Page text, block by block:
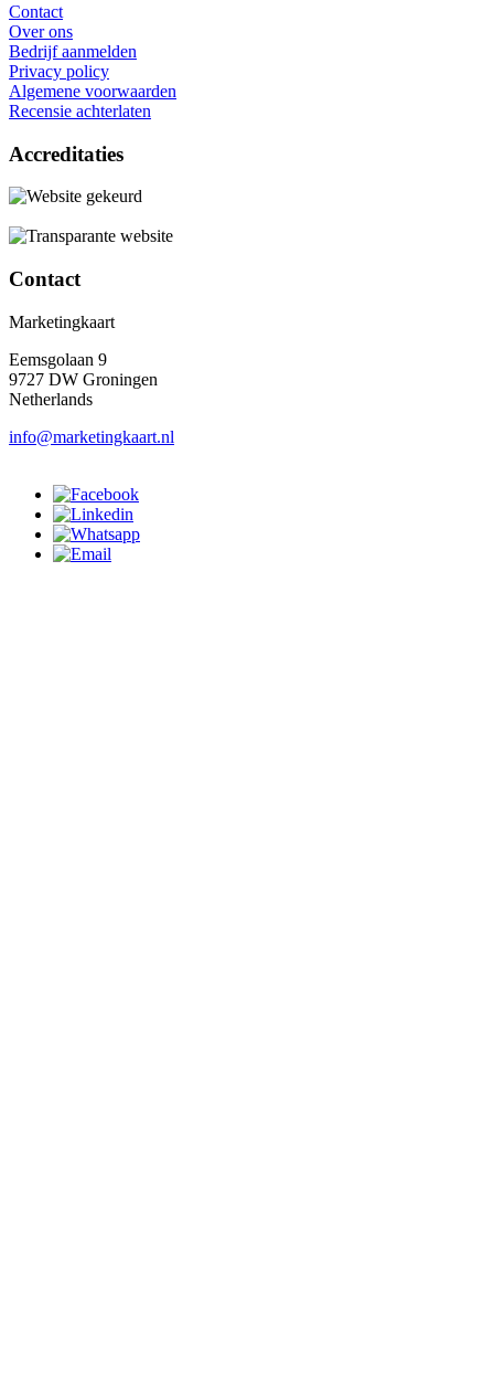
Contact
Over ons
Bedrijf aanmelden
Privacy policy
Algemene voorwaarden
Recensie achterlaten
Accreditaties
Contact
Marketingkaart
Eemsgolaan 9
9727 DW Groningen
Netherlands
info@marketingkaart.nl